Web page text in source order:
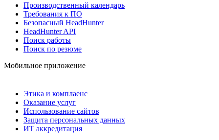
Производственный календарь
Требования к ПО
Безопасный HeadHunter
HeadHunter API
Поиск работы
Поиск по резюме
Мобильное приложение
Этика и комплаенс
Оказание услуг
Использование сайтов
Защита персональных данных
ИТ аккредитация